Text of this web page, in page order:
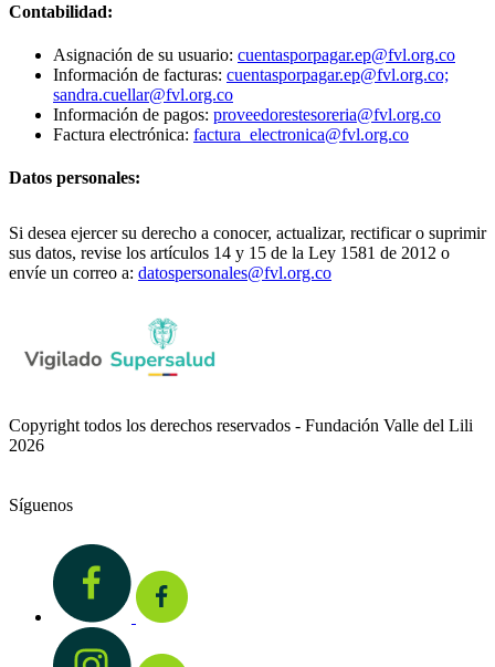
Contabilidad:
Asignación de su usuario: cuentasporpagar.ep@fvl.org.co
Información de facturas: cuentasporpagar.ep@fvl.org.co;
sandra.cuellar@fvl.org.co
Información de pagos: proveedorestesoreria@fvl.org.co
Factura electrónica: factura_electronica@fvl.org.co
Datos personales:
Si desea ejercer su derecho a conocer, actualizar, rectificar o suprimir
sus datos, revise los artículos 14 y 15 de la Ley 1581 de 2012 o
envíe un correo a: datospersonales@fvl.org.co
Copyright todos los derechos reservados - Fundación Valle del Lili
2026
Síguenos